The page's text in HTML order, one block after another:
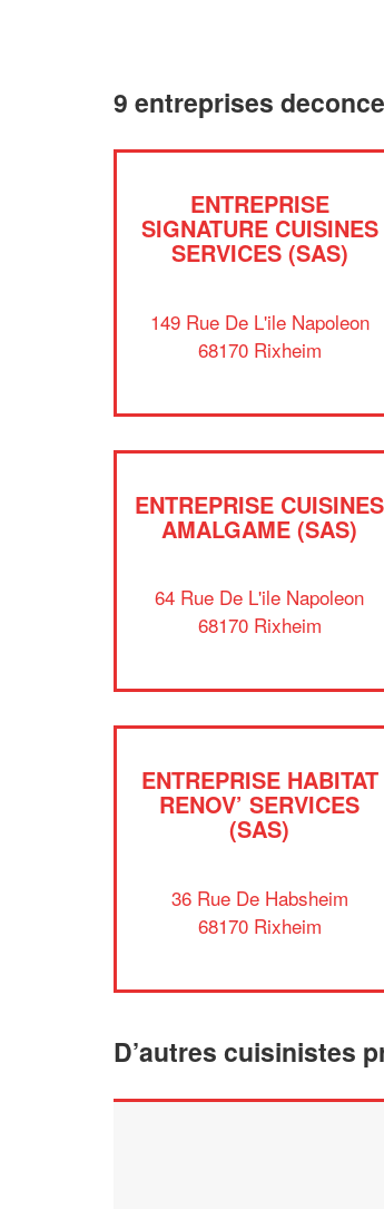
9 entreprises
ENTREPRISE
SIGNATURE CUISINES
SERVICES (SAS)
149 Rue De L'ile Napoleon
68170 Rixheim
ENTREPRISE CUISINES
AMALGAME (SAS)
64 Rue De L'ile Napoleon
68170 Rixheim
ENTREPRISE HABITAT
RENOV’ SERVICES
(SAS)
36 Rue De Habsheim
68170 Rixheim
D’autres cuisinistes